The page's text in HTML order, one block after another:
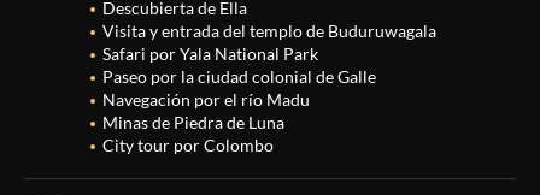
Descubierta de Ella
Visita y entrada del templo de Buduruwagala
Safari por Yala National Park
Paseo por la ciudad colonial de Galle
Navegación por el río Madu
Minas de Piedra de Luna
City tour por Colombo